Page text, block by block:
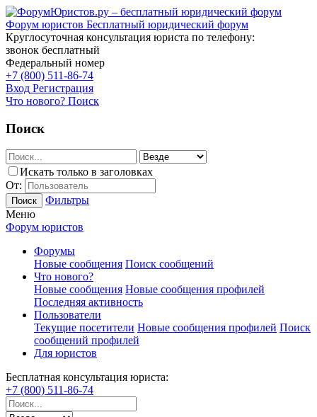
Форум юристов Бесплатный юридический форум
Круглосуточная консультация юриста по телефону:
звонок бесплатный
Федеральный номер
+7 (800) 511-86-74
Вход Регистрация
Что нового? Поиск
Поиск
Искать только в заголовках
От:
Поиск
Фильтры
Меню
Форум юристов
Форумы
Новые сообщения Поиск сообщений
Что нового?
Новые сообщения Новые сообщения профилей
Последняя активность
Пользователи
Текущие посетители Новые сообщения профилей Поиск
сообщений профилей
Для юристов
Бесплатная консультация юриста:
+7 (800) 511-86-74